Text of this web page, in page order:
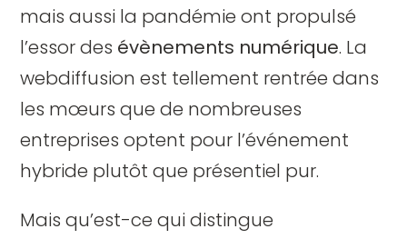
mais aussi la pandémie ont propulsé
l’essor des évènements numérique. La
webdiffusion est tellement rentrée dans
les mœurs que de nombreuses
entreprises optent pour l’événement
hybride plutôt que présentiel pur.
Mais qu’est-ce qui distingue